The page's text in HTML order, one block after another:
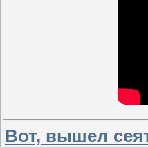
Вот, вышел